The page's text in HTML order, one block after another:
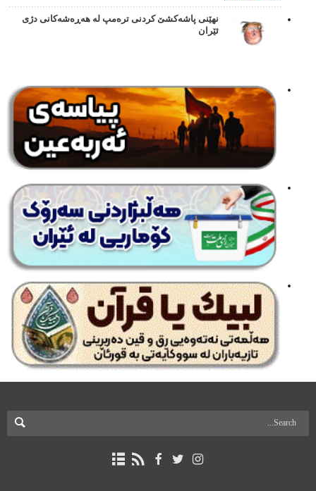
نهێنی پاشەکشێ کردنی ترەمپ لە هەڕەشەکانی دژی
ئێران